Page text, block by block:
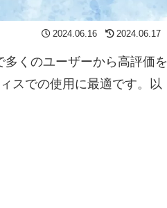
2024.06.16 2024.06.17
くのユーザーから高評価を
スでの使用に最適です。以